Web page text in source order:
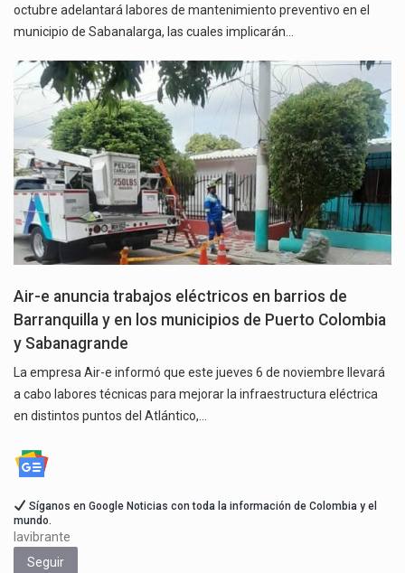
octubre adelantará labores de mantenimiento preventivo en el
municipio de Sabanalarga, las cuales implicarán…
Air-e anuncia trabajos eléctricos en barrios de
Barranquilla y en los municipios de Puerto Colombia
y Sabanagrande
La empresa Air-e informó que este jueves 6 de noviembre llevará
a cabo labores técnicas para mejorar la infraestructura eléctrica
en distintos puntos del Atlántico,…
Síganos en Google Noticias con toda la información de Colombia y el
mundo.
lavibrante
Seguir